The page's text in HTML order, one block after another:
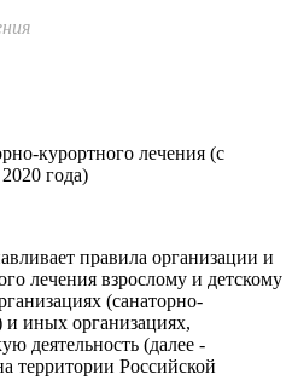
курортного лечения (с
года)
правила организации и
лечения взрослому и детскому
(санаторно-
иных организациях,
деятельность (далее -
территории Российской